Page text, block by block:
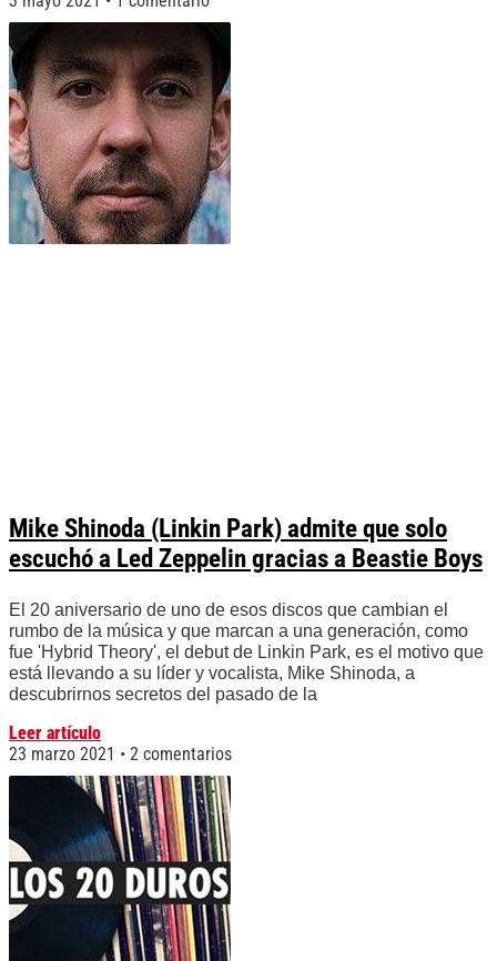
Mike Shinoda (Linkin Park) admite que solo
escuchó a Led Zeppelin gracias a Beastie Boys
El 20 aniversario de uno de esos discos que cambian el
rumbo de la música y que marcan a una generación, como
fue 'Hybrid Theory', el debut de Linkin Park, es el motivo que
está llevando a su líder y vocalista, Mike Shinoda, a
descubrirnos secretos del pasado de la
Leer artículo
23 marzo 2021
2 comentarios